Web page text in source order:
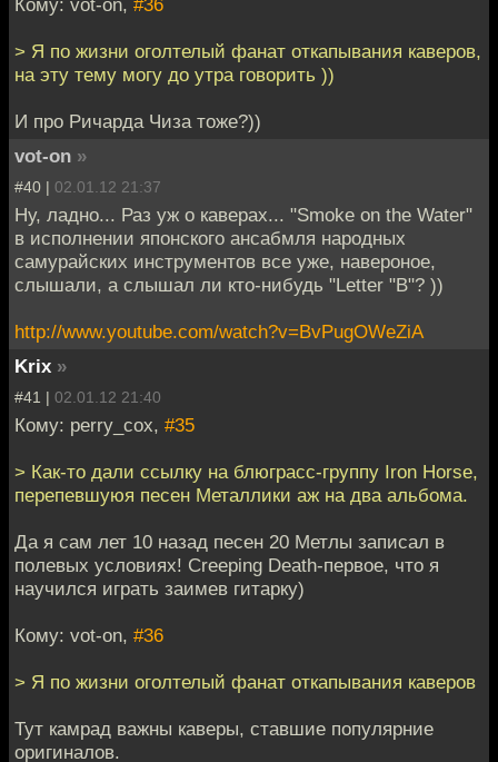
> Я по жизни оголтелый фанат откапывания каверов,
на эту тему могу до утра говорить ))
И про Ричарда Чиза тоже?))
vot-on »
#40 | 02.01.12 21:37
Ну, ладно... Раз уж о каверах... "Smoke on the Water"
в исполнении японского ансабмля народных
самурайских инструментов все уже, навероное,
слышали, а слышал ли кто-нибудь "Letter "B"? ))
http://www.youtube.com/watch?v=BvPugOWeZiA
Krix »
#41 | 02.01.12 21:40
Кому: perry_cox, #35
> Как-то дали ссылку на блюграсс-группу Iron Horse,
перепевшуюя песен Металлики аж на два альбома.
Да я сам лет 10 назад песен 20 Метлы записал в
полевых условиях! Creeping Death-первое, что я
научился играть заимев гитарку)
Кому: vot-on, #36
> Я по жизни оголтелый фанат откапывания каверов
Тут камрад важны каверы, ставшие популярние
оригиналов.